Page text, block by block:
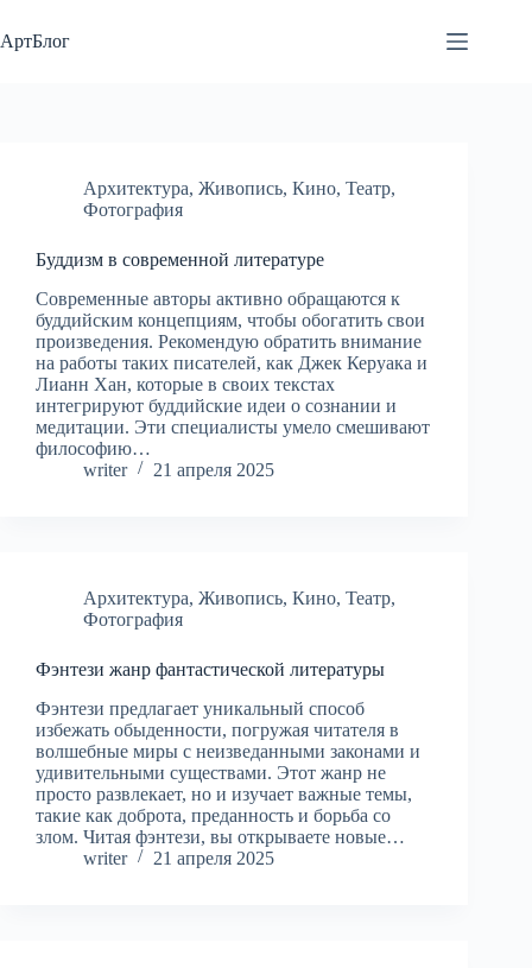
к
сути
АртБлог
Архитектура, Живопись, Кино, Театр,
Фотография
Буддизм в современной литературе
Современные авторы активно обращаются к
буддийским концепциям, чтобы обогатить свои
произведения. Рекомендую обратить внимание
на работы таких писателей, как Джек Керуака и
Лианн Хан, которые в своих текстах
интегрируют буддийские идеи о сознании и
медитации. Эти специалисты умело смешивают
философию…
writer
21 апреля 2025
Архитектура, Живопись, Кино, Театр,
Фотография
Фэнтези жанр фантастической литературы
Фэнтези предлагает уникальный способ
избежать обыденности, погружая читателя в
волшебные миры с неизведанными законами и
удивительными существами. Этот жанр не
просто развлекает, но и изучает важные темы,
такие как доброта, преданность и борьба со
злом. Читая фэнтези, вы открываете новые…
writer
21 апреля 2025